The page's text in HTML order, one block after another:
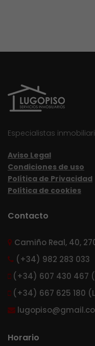
Especialistas
Aviso Legal
Condiciones de uso
Política de Privacidad
Política de cookies
Contacto
Camiño Real, 40,
(+34) 982 283 033
(+34) 607 430 467
(+34) 667 625 180
Horario